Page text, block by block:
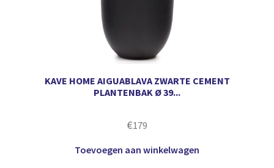
KAVE HOME AIGUABLAVA ZWARTE CEMENT
PLANTENBAK Ø 39...
€179
Toevoegen aan winkelwagen